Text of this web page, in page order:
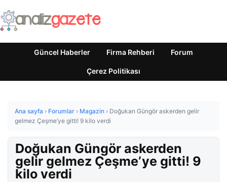
Güncel Haberler Firma Rehberi Forum
Çerez Politikası
Ana sayfa › Forumlar › Magazin › Doğukan Güngör askerden gelir
gelmez Çeşme’ye gitti! 9 kilo verdi
Doğukan Güngör askerden
gelir gelmez Çeşme’ye gitti! 9
kilo verdi